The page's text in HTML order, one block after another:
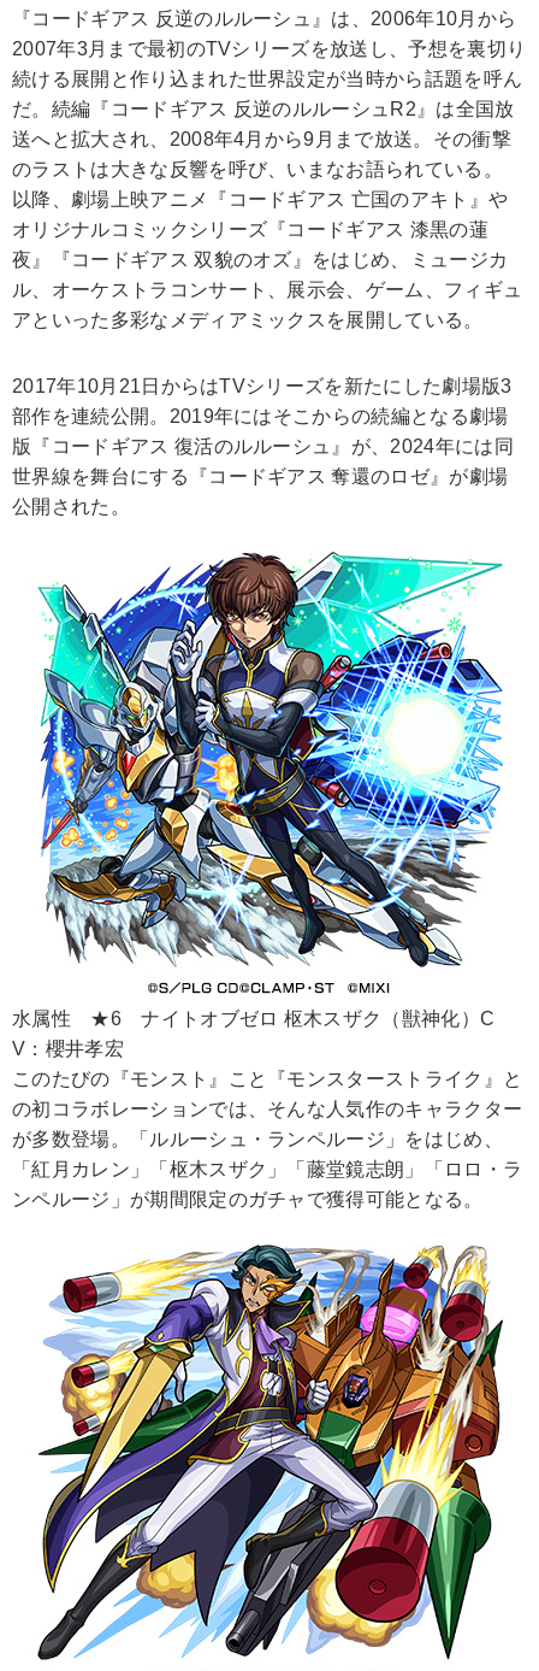
『コードギアス 反逆のルルーシュ』は、2006年10月から
2007年3月まで最初のTVシリーズを放送し、予想を裏切り
続ける展開と作り込まれた世界設定が当時から話題を呼ん
だ。続編『コードギアス 反逆のルルーシュR2』は全国放
送へと拡大され、2008年4月から9月まで放送。その衝撃
のラストは大きな反響を呼び、いまなお語られている。
以降、劇場上映アニメ『コードギアス 亡国のアキト』や
オリジナルコミックシリーズ『コードギアス 漆黒の蓮
夜』『コードギアス 双貌のオズ』をはじめ、ミュージカ
ル、オーケストラコンサート、展示会、ゲーム、フィギュ
アといった多彩なメディアミックスを展開している。
2017年10月21日からはTVシリーズを新たにした劇場版3
部作を連続公開。2019年にはそこからの続編となる劇場
版『コードギアス 復活のルルーシュ』が、2024年には同
世界線を舞台にする『コードギアス 奪還のロゼ』が劇場
公開された。
水属性 ★6 ナイトオブゼロ 枢木スザク（獣神化）C
V：櫻井孝宏
このたびの『モンスト』こと『モンスターストライク』と
の初コラボレーションでは、そんな人気作のキャラクター
が多数登場。「ルルーシュ・ランペルージ」をはじめ、
「紅月カレン」「枢木スザク」「藤堂鏡志朗」「ロロ・ラ
ンペルージ」が期間限定のガチャで獲得可能となる。